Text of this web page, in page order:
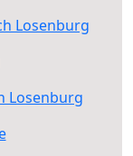
Losenburg
Losenburg